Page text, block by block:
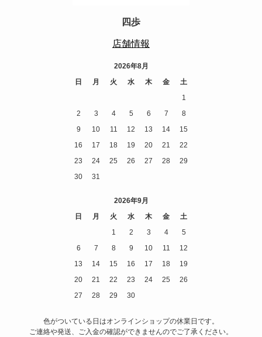
四歩
店舗情報
2026年8月
日
月 火 水 木 金
土
1
2
3 4 5 6 7
8
9
10 11 12 13 14
15
16
17 18 19 20 21
22
23
24 25 26 27 28
29
30
31
2026年9月
日
月 火 水 木 金
土
1
2 3 4
5
6
7 8 9 10 11
12
13
14 15 16 17 18
19
20
21 22 23 24 25
26
27
28 29 30
色がついている日はオンラインショップの休業日です。
ご連絡や発送、ご入金の確認ができませんのでご了承ください。